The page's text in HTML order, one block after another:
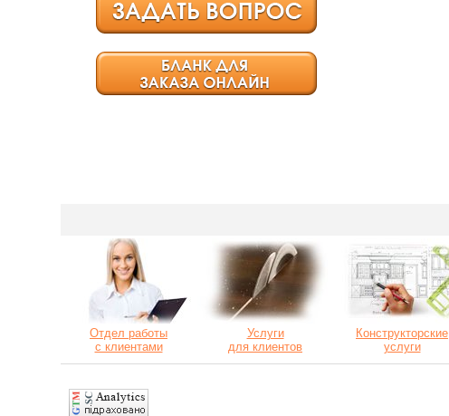
Отдел работы
с клиентами
Услуги
для клиентов
Конструкторские
услуги